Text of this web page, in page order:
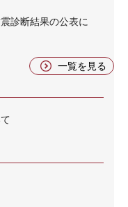
診断結果の公表に
一覧を見る